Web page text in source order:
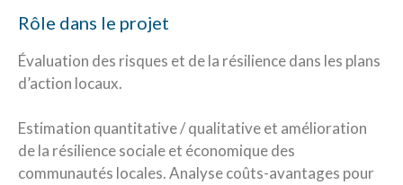
Rôle dans le projet
Évaluation des risques et de la résilience dans les plans
d’action locaux.
Estimation quantitative / qualitative et amélioration
de la résilience sociale et économique des
communautés locales. Analyse coûts-avantages pour